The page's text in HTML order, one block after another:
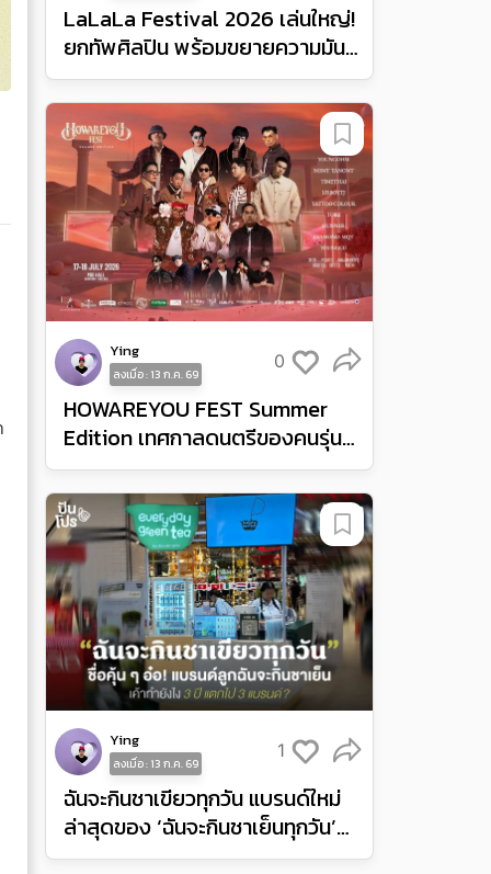
LaLaLa Festival 2026 เล่นใหญ่!
ยกทัพศิลปิน พร้อมขยายความมันส์
จากอินโดนีเซียสู่ฟิลิปปินส์
Ying
ลงเมื่อ : 13 ก.ค. 69
HOWAREYOU FEST Summer
Edition เทศกาลดนตรีของคนรุ่น
ใหม่ ยกไวบส์เฟสติวัลและปาร์ตี้มา
ไว้ที่ MGI Hall
0
Ying
ลงเมื่อ : 13 ก.ค. 69
ฉันจะกินชาเขียวทุกวัน แบรนด์ใหม่
ล่าสุดของ ‘ฉันจะกินชาเย็นทุกวัน’
เค้าเปิดละนะ!
1